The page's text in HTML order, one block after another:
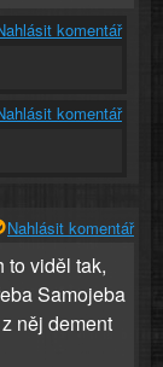
komentář
komentář
Nahlásit komentář
to viděl tak,
Samojeba
něj dement